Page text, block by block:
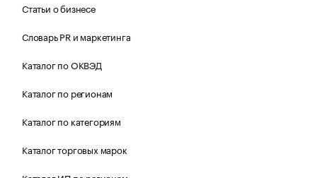
Статьи о бизнесе
Словарь PR и маркетинга
Каталог по ОКВЭД
Каталог по регионам
Каталог по категориям
Каталог торговых марок